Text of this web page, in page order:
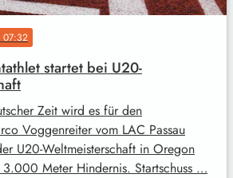
07:32
startet bei U20-
Zeit wird es für den
Voggenreiter vom LAC Passau
U20-Weltmeisterschaft in Oregon
Meter Hindernis. Startschuss …